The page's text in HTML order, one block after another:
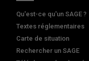
Qu'est-ce qu'un SAGE ?
Textes réglementaires
Carte de situation
Rechercher un SAGE